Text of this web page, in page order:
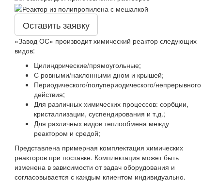
Оставить заявку
«Завод ОС» производит химический реактор следующих
видов:
Цилиндрические/прямоугольные;
С ровными/наклонными дном и крышей;
Периодического/полупериодического/непрерывного
действия;
Для различных химических процессов: сорбции,
кристаллизации, суспендирования и т.д.;
Для различных видов теплообмена между
реактором и средой;
Представлена примерная комплектация химических
реакторов при поставке. Комплектация может быть
изменена в зависимости от задач оборудования и
согласовывается с каждым клиентом индивидуально.